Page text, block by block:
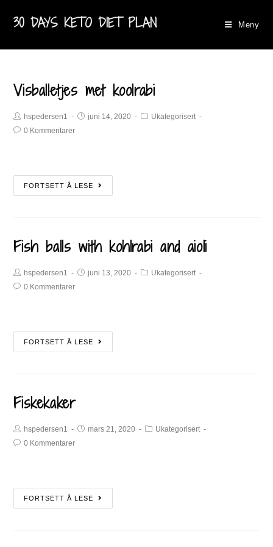
30 DAYS KETO DIET PLAN Meny
Visballetjes met koolrabi​
hspedersen1 juni 14, 2020
Ukategorisert
0 Kommentarer
FORTSETT Å LESE
Fish balls with kohlrabi and aioli
hspedersen1 juni 13, 2020
Ukategorisert
0 Kommentarer
FORTSETT Å LESE
Fiskekaker
hspedersen1 mars 21, 2020
Ukategorisert
0 Kommentarer
FORTSETT Å LESE